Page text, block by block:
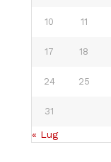
10 11
17 18
24 25
31
« Lug